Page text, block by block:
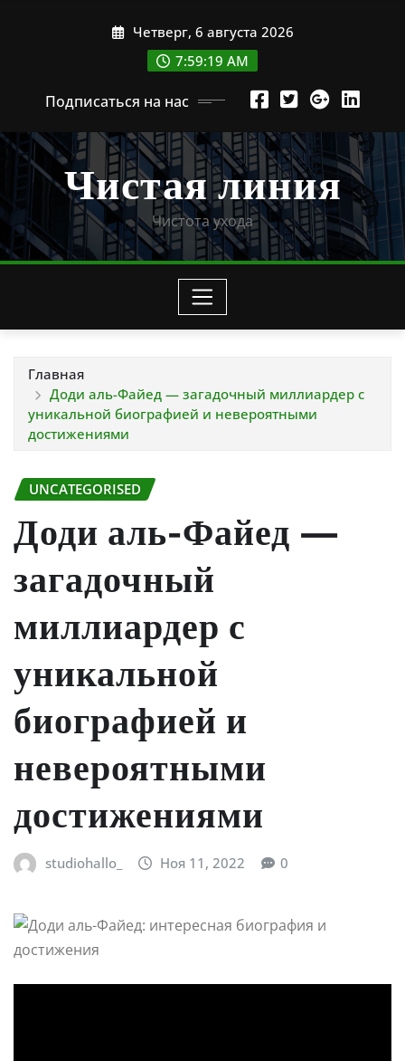
Четверг, 6 августа 2026
7:59:20 AM
Подписаться на нас
Чистая линия
Чистота ухода
Главная
Доди аль-Файед — загадочный миллиардер с
уникальной биографией и невероятными
достижениями
UNCATEGORISED
Доди аль-Файед —
загадочный
миллиардер с
уникальной
биографией и
невероятными
достижениями
studiohallo_ Ноя 11, 2022 0